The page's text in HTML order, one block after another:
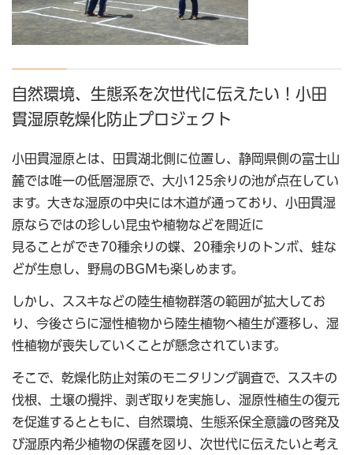
自然環境、生態系を次世代に伝えたい！小田
貫湿原乾燥化防止プロジェクト
小田貫湿原とは、田貫湖北側に位置し、静岡県側の富士山
麓では唯一の低層湿原で、大小125余りの池が点在してい
ます。大きな湿原の中央には木道が通っており、小田貫湿
原ならではの珍しい昆虫や植物などを間近に
見ることができ70種余りの蝶、20種余りのトンボ、蛙な
どが生息し、野鳥のBGMも楽しめます。
しかし、ススキなどの陸生植物群落の範囲が拡大してお
り、今後さらに湿性植物から陸生植物へ植生が遷移し、湿
性植物が喪失していくことが懸念されています。
そこで、乾燥化防止対策のモニタリング調査で、ススキの
伐根、土壌の攪拌、剥ぎ取りを実施し、湿原性植生の復元
を促進するとともに、自然環境、生態系保全意識の啓発及
び湿原内希少植物の保護を図り、次世代に伝えたいと考え